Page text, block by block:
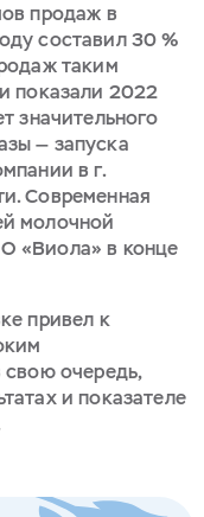
продаж в
составил 30 %
таким
показали 2022
значительного
— запуска
в г.
Современная
молочной
«Виола» в конце
привел к
очередь,
и показателе